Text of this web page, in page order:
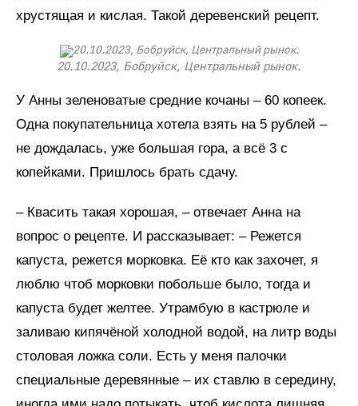
хрустящая и кислая. Такой деревенский рецепт.
20.10.2023, Бобруйск, Центральный рынок.
У Анны зеленоватые средние кочаны – 60 копеек.
Одна покупательница хотела взять на 5 рублей –
не дождалась, уже большая гора, а всё 3 с
копейками. Пришлось брать сдачу.
– Квасить такая хорошая, – отвечает Анна на
вопрос о рецепте. И рассказывает: – Режется
капуста, режется морковка. Её кто как захочет, я
люблю чтоб морковки побольше было, тогда и
капуста будет желтее. Утрамбую в кастрюле и
заливаю кипячёной холодной водой, на литр воды
столовая ложка соли. Есть у меня палочки
специальные деревянные – их ставлю в середину,